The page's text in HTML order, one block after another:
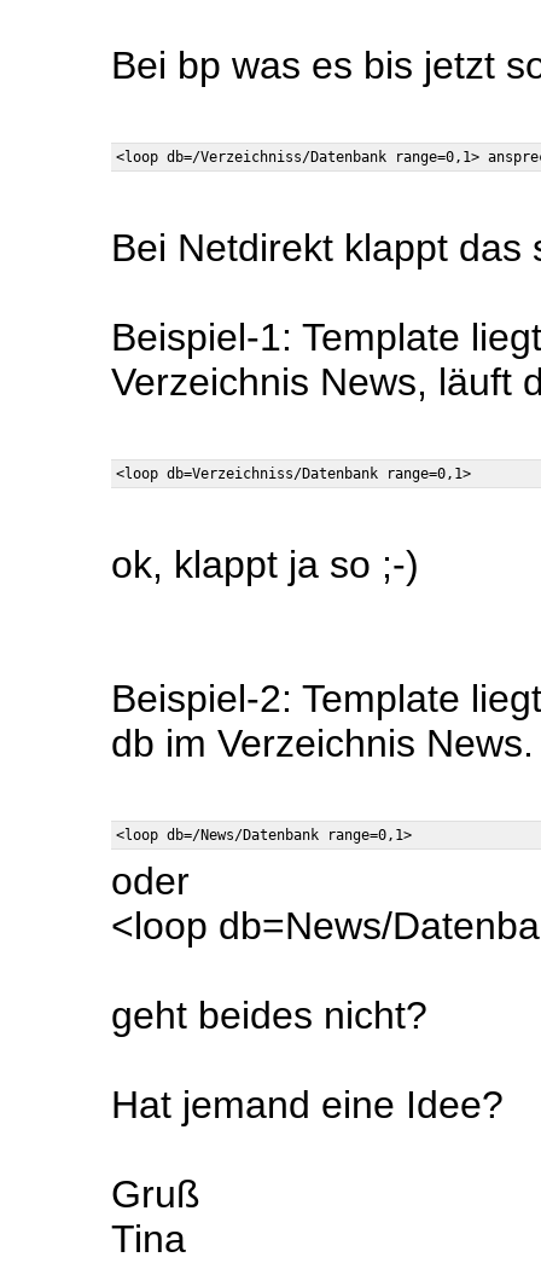
Bei bp was es bis jetzt
Bei Netdirekt klappt das
Beispiel-1: Template
Verzeichnis News, läuft
ok, klappt ja so ;-)
Beispiel-2: Template
db im Verzeichnis News.
oder
<loop db=News/
geht beides nicht?
Hat jemand eine Idee?
Gruß
Tina